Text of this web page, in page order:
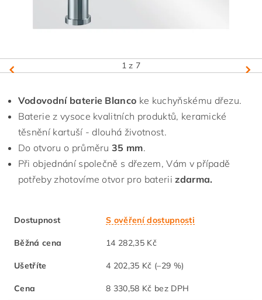
1 z 7
Vodovodní baterie Blanco ke kuchyňskému dřezu.
Baterie z vysoce kvalitních produktů, keramické
těsnění kartuší - dlouhá životnost.
Do otvoru o průměru35 mm.
Při objednání společně s dřezem, Vám v případě
potřeby zhotovíme otvor pro bateriizdarma.
Dostupnost S ověření dostupnosti
Běžná cena 14 282,35 Kč
Ušetříte 4 202,35 Kč (–29 %)
Cena 8 330,58 Kč bez DPH